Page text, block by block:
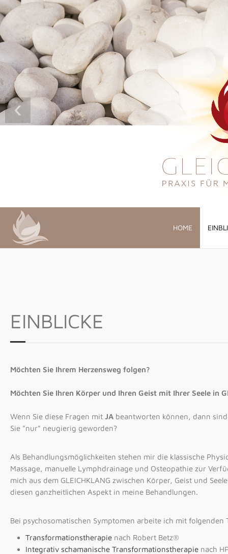
‹
HOME
EINBLICKE
Möchten Sie Ihrem Herzensweg folgen?
Möchten Sie Ihren Körper und Ihren Geist mit Ihrer Seele in
Wenn Sie diese Fragen mit JA beantworten können, dann
Sie "nur" neugierig geworden?
Als Behandlungsmöglichkeiten stehen mir die klassische
Massage, manuelle Lymphdrainage und Osteopathie zur
mich aus dem GLEICHKLANG zwischen Körper, Geist und
diesen ganzheitlichen Aspekt in meine Behandlungen.
Bei psychosomatischen Symptomen arbeite ich mit
Transformationstherapie nach Robert Betz®
Integrativ schamanische Transformationstherapie nach